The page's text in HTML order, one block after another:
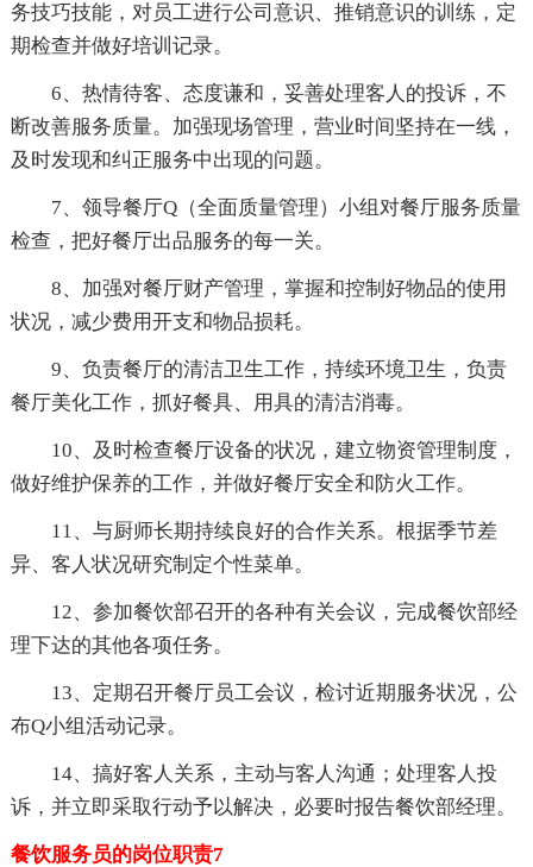
务技巧技能，对员工进行公司意识、推销意识的训练，定
期检查并做好培训记录。
6、热情待客、态度谦和，妥善处理客人的投诉，不
断改善服务质量。加强现场管理，营业时间坚持在一线，
及时发现和纠正服务中出现的问题。
7、领导餐厅Q（全面质量管理）小组对餐厅服务质量
检查，把好餐厅出品服务的每一关。
8、加强对餐厅财产管理，掌握和控制好物品的使用
状况，减少费用开支和物品损耗。
9、负责餐厅的清洁卫生工作，持续环境卫生，负责
餐厅美化工作，抓好餐具、用具的清洁消毒。
10、及时检查餐厅设备的状况，建立物资管理制度，
做好维护保养的工作，并做好餐厅安全和防火工作。
11、与厨师长期持续良好的合作关系。根据季节差
异、客人状况研究制定个性菜单。
12、参加餐饮部召开的各种有关会议，完成餐饮部经
理下达的其他各项任务。
13、定期召开餐厅员工会议，检讨近期服务状况，公
布Q小组活动记录。
14、搞好客人关系，主动与客人沟通；处理客人投
诉，并立即采取行动予以解决，必要时报告餐饮部经理。
餐饮服务员的岗位职责7